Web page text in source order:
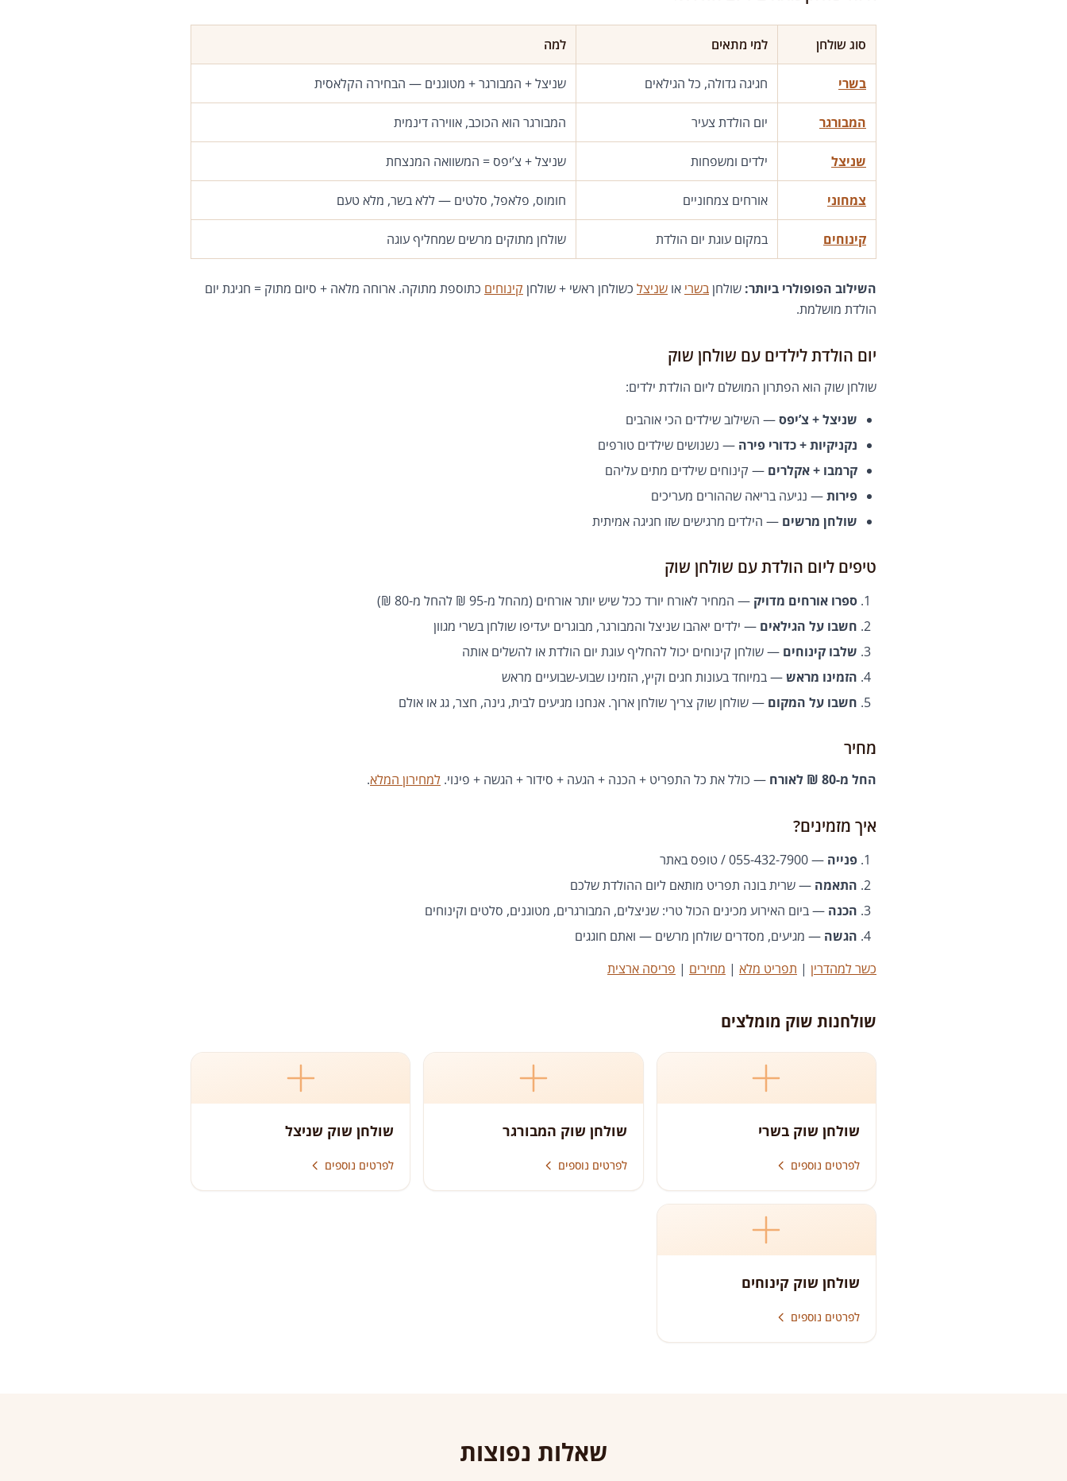
סוג שולחן למי מתאים למה
בשרי חגיגה גדולה, כל הגילאים שניצל + המבורגר + מטוגנים — הבחירה הקלאסית
המבורגר יום הולדת צעיר המבורגר הוא הכוכב, אווירה דינמית
שניצל ילדים ומשפחות שניצל + צ’יפס = המשוואה המנצחת
צמחוני אורחים צמחוניים חומוס, פלאפל, סלטים — ללא בשר, מלא טעם
קינוחים במקום עוגת יום הולדת שולחן מתוקים מרשים שמחליף עוגה
השילוב הפופולרי ביותר: שולחן בשרי או שניצל כשולחן ראשי + שולחן קינוחים כתוספת מתוקה. ארוחה מלאה + סיום מתוק = חגיגת יום
הולדת מושלמת.
יום הולדת לילדים עם שולחן שוק
שולחן שוק הוא הפתרון המושלם ליום הולדת ילדים:
שניצל + צ’יפס— השילוב שילדים הכי אוהבים
נקניקיות + כדורי פירה — נשנושים שילדים טורפים
קרמבו + אקלרים — קינוחים שילדים מתים עליהם
פירות— נגיעה בריאה שההורים מעריכים
שולחן מרשים — הילדים מרגישים שזו חגיגה אמיתית
טיפים ליום הולדת עם שולחן שוק
ספרו אורחים מדויק — המחיר לאורח יורד ככל שיש יותר אורחים (מהחל מ-95 ₪ להחל מ-80 ₪)
חשבו על הגילאים — ילדים יאהבו שניצל והמבורגר, מבוגרים יעדיפו שולחן בשרי מגוון
שלבו קינוחים — שולחן קינוחים יכול להחליף עוגת יום הולדת או להשלים אותה
הזמינו מראש— במיוחד בעונות חגים וקיץ, הזמינו שבוע-שבועיים מראש
חשבו על המקום — שולחן שוק צריך שולחן ארוך. אנחנו מגיעים לבית, גינה, חצר, גג או אולם
מחיר
החל מ-80 ₪ לאורח — כולל את כל התפריט + הכנה + הגעה + סידור + הגשה + פינוי. למחירון המלא.
איך מזמינים?
פנייה — 055-432-7900 / טופס באתר
התאמה — שרית בונה תפריט מותאם ליום ההולדת שלכם
הכנה — ביום האירוע מכינים הכול טרי: שניצלים, המבורגרים, מטוגנים, סלטים וקינוחים
הגשה — מגיעים, מסדרים שולחן מרשים — ואתם חוגגים
כשר למהדרין | תפריט מלא | מחירים | פריסה ארצית
שולחנות שוק מומלצים
שולחן שוק בשרי
לפרטים נוספים
שולחן שוק המבורגר
לפרטים נוספים
שולחן שוק שניצל
לפרטים נוספים
שולחן שוק קינוחים
לפרטים נוספים
שאלות נפוצות